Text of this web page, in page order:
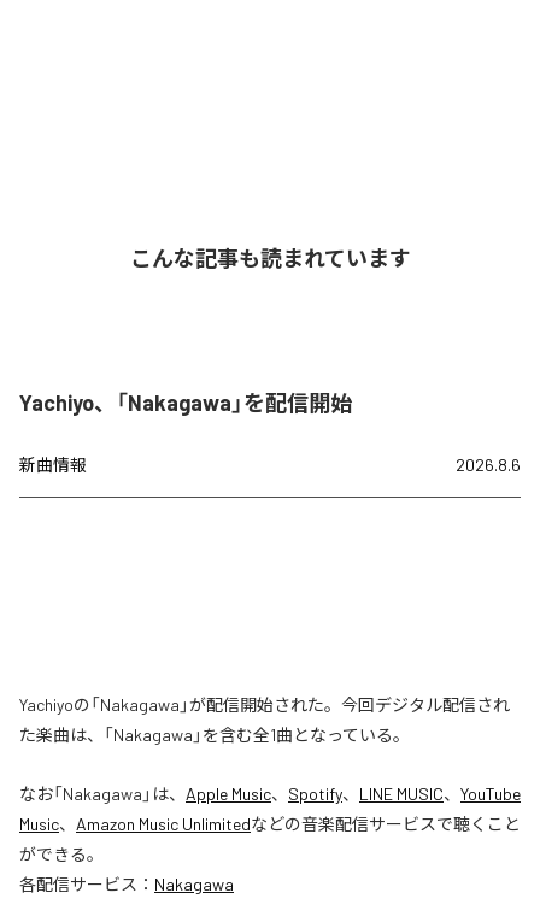
こんな記事も読まれています
Yachiyo、「Nakagawa」を配信開始
新曲情報 2026.8.6
Yachiyoの「Nakagawa」が配信開始された。今回デジタル配信され
た楽曲は、「Nakagawa」を含む全1曲となっている。
なお「Nakagawa 」は、 Apple Music、 Spotify、 LINE MUSIC、 YouTube
Music、 Amazon Music Unlimitedなどの音楽配信サービスで聴くこと
ができる。
各配信サービス： Nakagawa